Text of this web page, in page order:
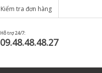
Kiểm tra đơn hàng
Hỗ trợ 24/7:
09.48.48.48.27